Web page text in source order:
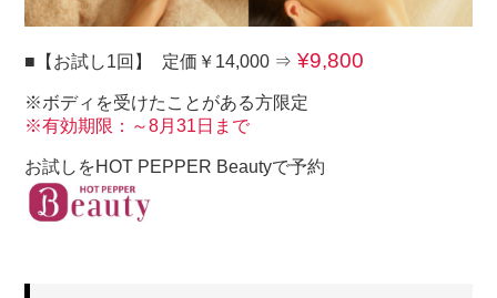
■【お試し1回】 定価￥14,000 ⇒ ¥9,800
※ボディを受けたことがある方限定
※有効期限：～8月31日まで
お試しをHOT PEPPER Beautyで予約